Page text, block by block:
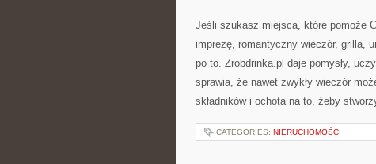
Jeśli szukasz miejsca, które pomoże
imprezę, romantyczny wieczór, grilla,
po to. Zrobdrinka.pl daje pomysły,
sprawia, że nawet zwykły wieczór
składników i ochota na to, żeby
CATEGORIES: NIERUCHOMOŚCI